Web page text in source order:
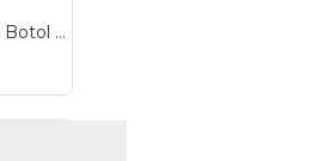
HL Tabung Sprayer Botol Cat 800ml